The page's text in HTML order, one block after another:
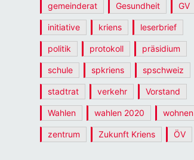
gemeinderat Gesundheit GV
initiative kriens leserbrief
politik protokoll präsidium
schule spkriens spschweiz
stadtrat verkehr Vorstand
Wahlen wahlen 2020 wohnen
zentrum Zukunft Kriens ÖV